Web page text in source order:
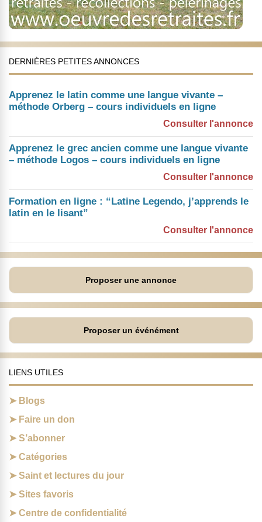
DERNIÈRES PETITES ANNONCES
Apprenez le latin comme une langue vivante –
méthode Orberg – cours individuels en ligne
Consulter l'annonce
Apprenez le grec ancien comme une langue vivante
– méthode Logos – cours individuels en ligne
Consulter l'annonce
Formation en ligne : “Latine Legendo, j’apprends le
latin en le lisant”
Consulter l'annonce
Proposer une annonce
Proposer un événément
LIENS UTILES
Blogs
Faire un don
S’abonner
Catégories
Saint et lectures du jour
Sites favoris
Centre de confidentialité